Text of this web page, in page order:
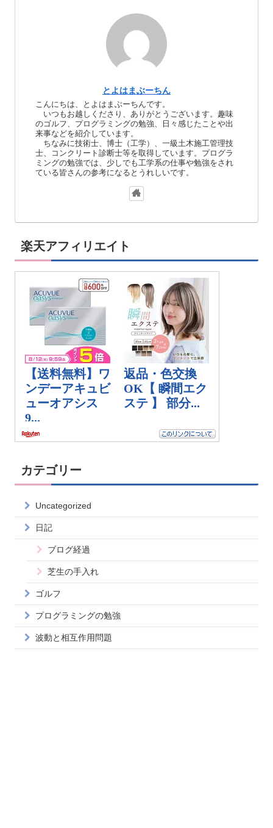
とよはまぶーちん
こんにちは、とよはまぶーちんです。
いつもお越しくださり、ありがとうございます。趣味
のゴルフ、プログラミングの勉強、日々感じたことや出
来事などを紹介しています。
ちなみに技術士、博士（工学）、一級土木施工管理技
士、コンクリート診断士等を取得しています。プログラ
ミングの勉強では、少しでも工学系の仕事や勉強をされ
ている皆さんの参考になるとうれしいです。
楽天アフィリエイト
カテゴリー
Uncategorized
日記
ブログ経過
芝生の手入れ
ゴルフ
プログラミングの勉強
波動と相互作用問題